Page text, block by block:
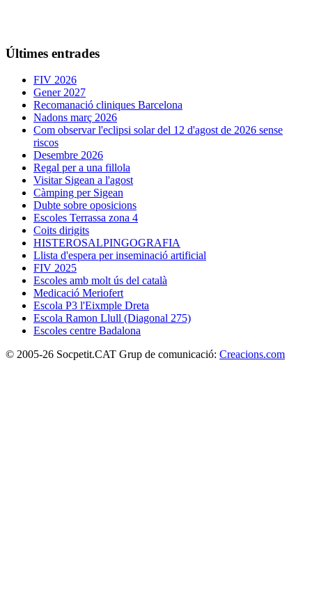
Últimes entrades
FIV 2026
Gener 2027
Recomanació cliniques Barcelona
Nadons març 2026
Com observar l'eclipsi solar del 12 d'agost de 2026 sense
riscos
Desembre 2026
Regal per a una fillola
Visitar Sigean a l'agost
Càmping per Sigean
Dubte sobre oposicions
Escoles Terrassa zona 4
Coits dirigits
HISTEROSALPINGOGRAFIA
Llista d'espera per inseminació artificial
FIV 2025
Escoles amb molt ús del català
Medicació Meriofert
Escola P3 l'Eixmple Dreta
Escola Ramon Llull (Diagonal 275)
Escoles centre Badalona
© 2005-26 Socpetit.CAT Grup de comunicació: Creacions.com